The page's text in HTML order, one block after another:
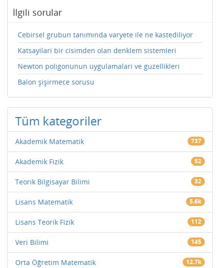
İlgili sorular
Cebirsel grubun tanımında varyete ile ne kastediliyor
Katsayilari bir cisimden olan denklem sistemleri
Newton poligonunun uygulamalari ve guzellikleri
Balon şişirmece sorusu
Tüm kategoriler
Akademik Matematik 737
Akademik Fizik 52
Teorik Bilgisayar Bilimi 32
Lisans Matematik 5.6k
Lisans Teorik Fizik 112
Veri Bilimi 145
Orta Öğretim Matematik 12.7k